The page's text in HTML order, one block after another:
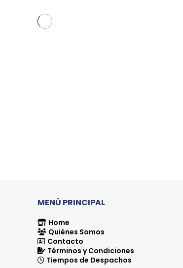
MENÚ PRINCIPAL
Home
Quiénes Somos
Contacto
Términos y Condiciones
Tiempos de Despachos